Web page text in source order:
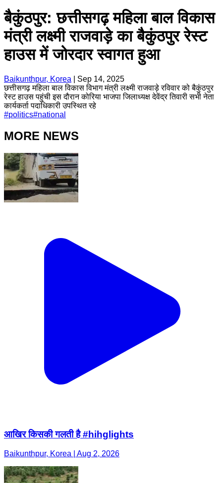
बैकुंठपुर: छत्तीसगढ़ महिला बाल विकास
मंत्री लक्ष्मी राजवाड़े का बैकुंठपुर रेस्ट
हाउस में जोरदार स्वागत हुआ
Baikunthpur, Korea
Sep 14, 2025
छत्तीसगढ़ महिला बाल विकास विभाग मंत्री लक्ष्मी राजवाड़े रविवार को बैकुंठपुर
रेस्ट हाउस पहुंची इस दौरान कोरिया भाजपा जिलाध्यक्ष देवेंद्र तिवारी सभी नेता
कार्यकर्ता पदाधिकारी उपस्थित रहे
#politics#national
MORE NEWS
आखिर किसकी गलती है #hihglights
Baikunthpur, Korea | Aug 2, 2026